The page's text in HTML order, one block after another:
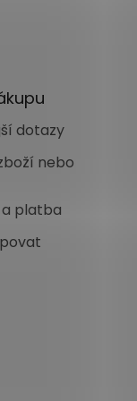
dotazy
nebo
platba